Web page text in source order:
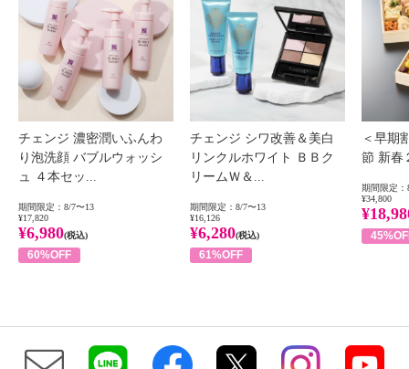
チェンジ 濃密潤いふんわ
り泡洗顔 バブルウォッシ
ュ ４本セッ...
期間限定：8/7〜13
¥17,820
¥6,980(税込)
60%OFF
チェンジ シワ改善＆美白
リンクルホワイト ＢＢク
リームＷ＆...
期間限定：8/7〜13
¥16,126
¥6,280(税込)
61%OFF
＜早期
節 新春
期間限定：
¥34,800